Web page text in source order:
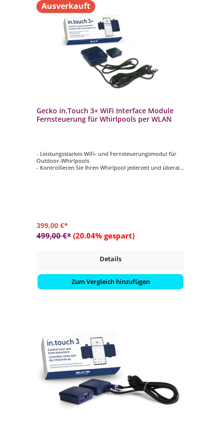
Ausverkauft
Gecko in.Touch 3+ WiFi Interface Module
Fernsteuerung für Whirlpools per WLAN
- Leistungsstarkes WiFi- und Fernsteuerungsmodul für
Outdoor-Whirlpools
- Kontrollieren Sie Ihren Whirlpool jederzeit und überall
399,00 €*
499,00 €* (20.04% gespart)
Details
Zum Vergleich hinzufügen